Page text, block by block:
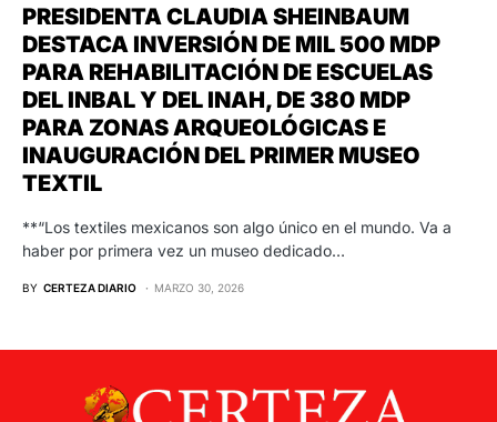
PRESIDENTA CLAUDIA SHEINBAUM
DESTACA INVERSIÓN DE MIL 500 MDP
PARA REHABILITACIÓN DE ESCUELAS
DEL INBAL Y DEL INAH, DE 380 MDP
PARA ZONAS ARQUEOLÓGICAS E
INAUGURACIÓN DEL PRIMER MUSEO
TEXTIL
**“Los textiles mexicanos son algo único en el mundo. Va a
haber por primera vez un museo dedicado…
BY CERTEZA DIARIO MARZO 30, 2026